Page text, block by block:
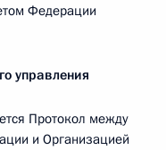
Федерации
управления
Протокол между
и Организацией